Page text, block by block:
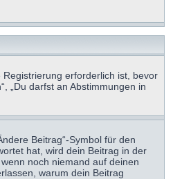
erforderlich ist, bevor
„Du darfst an Abstimmungen in
Beitrag“-Symbol für den
hat, wird dein Beitrag in der
noch niemand auf deinen
warum dein Beitrag